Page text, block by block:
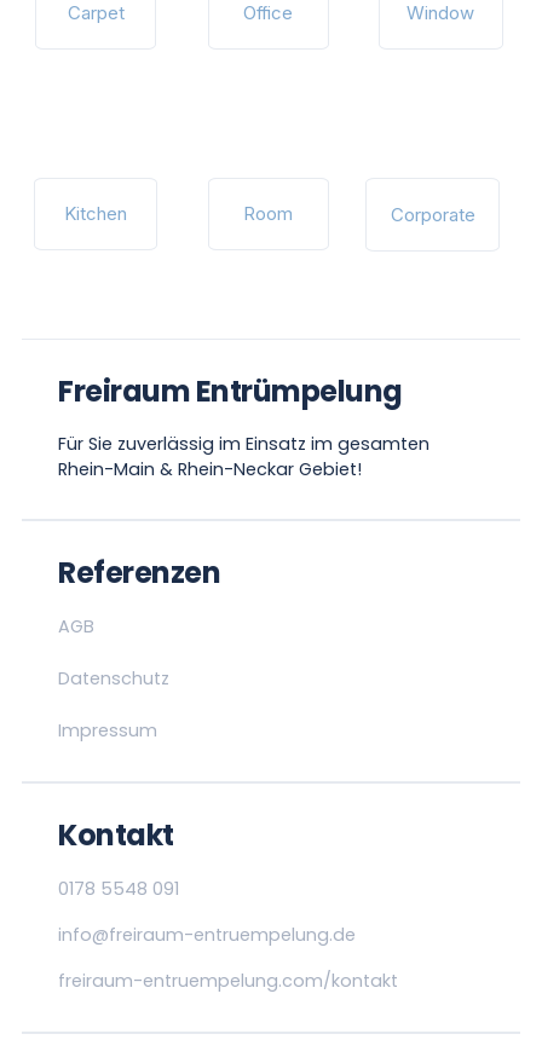
Carpet Office Window
Kitchen Room Corporate
Freiraum Entrümpelung
Für Sie zuverlässig im Einsatz im gesamten
Rhein-Main & Rhein-Neckar Gebiet!
Referenzen
AGB
Datenschutz
Impressum
Kontakt
0178 5548 091
info@freiraum-entruempelung.de
freiraum-entruempelung.com/kontakt